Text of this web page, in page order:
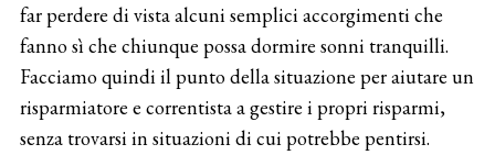
far perdere di vista alcuni semplici accorgimenti che
fanno sì che chiunque possa dormire sonni tranquilli.
Facciamo quindi il punto della situazione per aiutare un
risparmiatore e correntista a gestire i propri risparmi,
senza trovarsi in situazioni di cui potrebbe pentirsi.